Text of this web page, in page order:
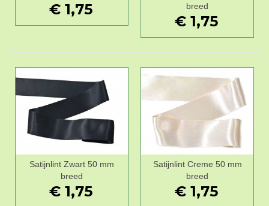
€ 1,75
breed
€ 1,75
Satijnlint Zwart 50 mm
breed
€ 1,75
Satijnlint Creme 50 mm
breed
€ 1,75